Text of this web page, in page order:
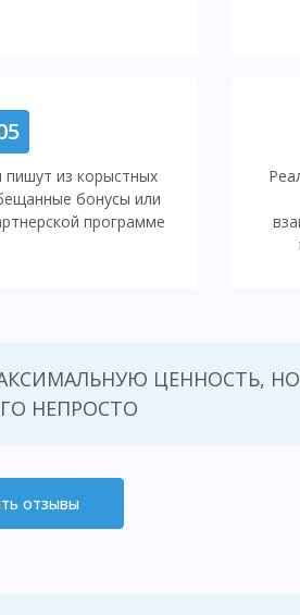
из корыстных
бонусы или
программе
ЦЕННОСТЬ,
НЕПРОСТО
отзывы